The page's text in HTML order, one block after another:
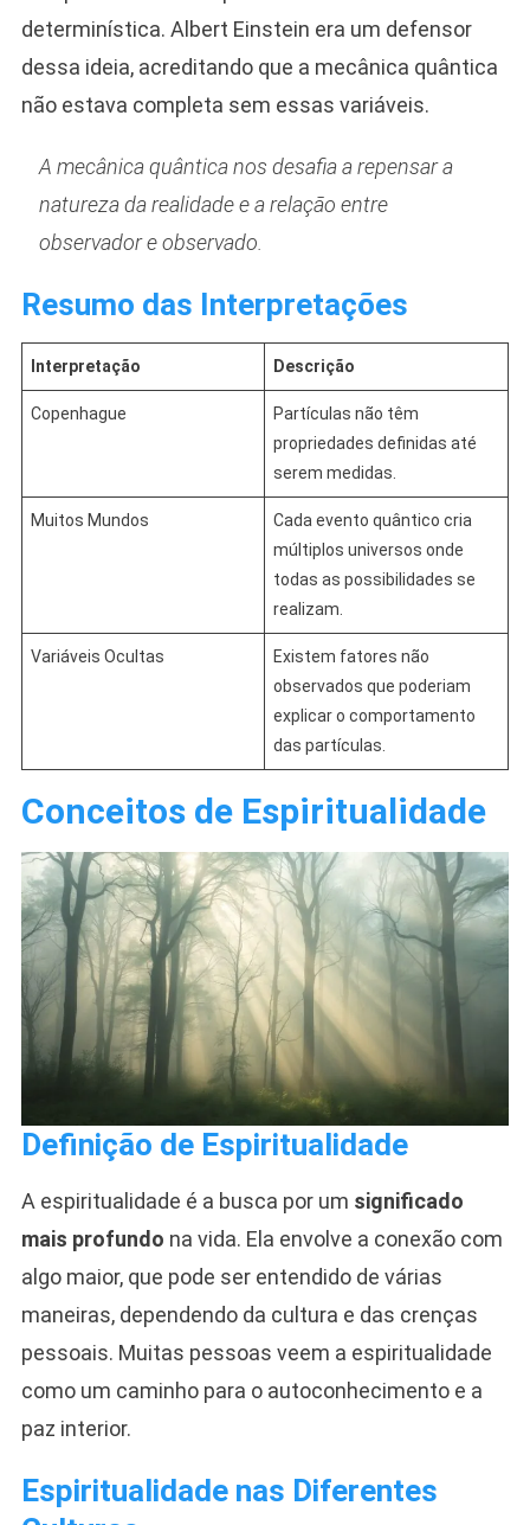
determinística. Albert Einstein era um defensor
dessa ideia, acreditando que a mecânica quântica
não estava completa sem essas variáveis.
A mecânica quântica nos desafia a repensar a
natureza da realidade e a relação entre
observador e observado.
Resumo das Interpretações
Interpretação Descrição
Copenhague
Partículas não têm
propriedades definidas até
serem medidas.
Muitos Mundos
Cada evento quântico cria
múltiplos universos onde
todas as possibilidades se
realizam.
Variáveis Ocultas
Existem fatores não
observados que poderiam
explicar o comportamento
das partículas.
Conceitos de Espiritualidade
Definição de Espiritualidade
A espiritualidade é a busca por um significado
mais profundo na vida. Ela envolve a conexão com
algo maior, que pode ser entendido de várias
maneiras, dependendo da cultura e das crenças
pessoais. Muitas pessoas veem a espiritualidade
como um caminho para o autoconhecimento e a
paz interior.
Espiritualidade nas Diferentes